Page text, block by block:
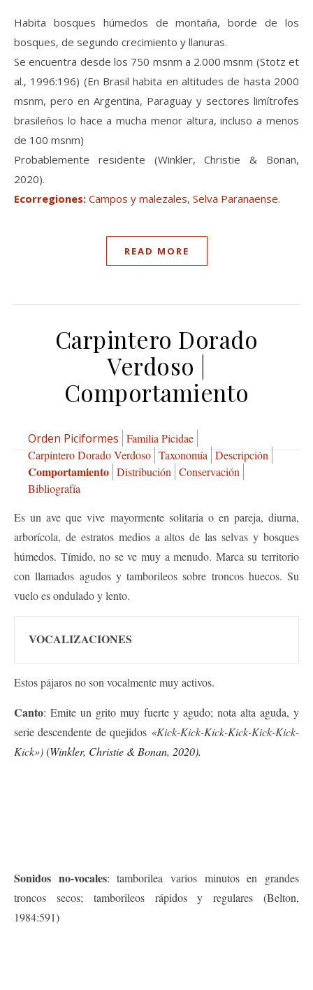
Habita bosques húmedos de montaña, borde de los
bosques, de segundo crecimiento y llanuras.
Se encuentra desde los 750 msnm a 2.000 msnm (Stotz et
al., 1996:196) (En Brasil habita en altitudes de hasta 2000
msnm, pero en Argentina, Paraguay y sectores limítrofes
brasileños lo hace a mucha menor altura, incluso a menos
de 100 msnm)
Probablemente residente (Winkler, Christie & Bonan,
2020).
Ecorregiones: Campos y malezales, Selva Paranaense.
READ MORE
Carpintero Dorado
Verdoso |
Comportamiento
Orden Piciformes Familia Picidae
Carpintero Dorado Verdoso Taxonomía Descripción
Comportamiento Distribución Conservación
Bibliografía
Es un ave que vive mayormente solitaria o en pareja, diurna,
arborícola, de estratos medios a altos de las selvas y bosques
húmedos. Tímido, no se ve muy a menudo. Marca su territorio
con llamados agudos y tamborileos sobre troncos huecos. Su
vuelo es ondulado y lento.
VOCALIZACIONES
Estos pájaros no son vocalmente muy activos.
Canto: Emite un grito muy fuerte y agudo; nota alta aguda, y
serie descendente de quejidos «Kick-Kick-Kick-Kick-Kick-Kick-
Kick»)(Winkler, Christie & Bonan, 2020).
Sonidos no-vocales:tamborilea varios minutos en grandes
troncos secos; tamborileos rápidos y regulares (Belton,
1984:591)